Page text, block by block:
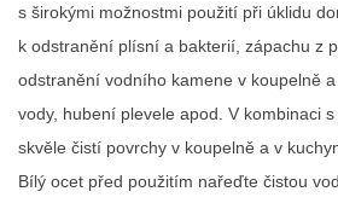
s širokými možnostmi použití při úklidu
k odstranění plísní a bakterií, zápachu z
odstranění vodního kamene v koupelně
vody, hubení plevele apod. V kombinaci
skvěle čistí povrchy v koupelně a v
Bílý ocet před použitím nařeďte čistou